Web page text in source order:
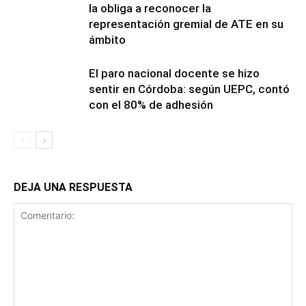
la obliga a reconocer la
representación gremial de ATE en su
ámbito
El paro nacional docente se hizo
sentir en Córdoba: según UEPC, contó
con el 80% de adhesión
DEJA UNA RESPUESTA